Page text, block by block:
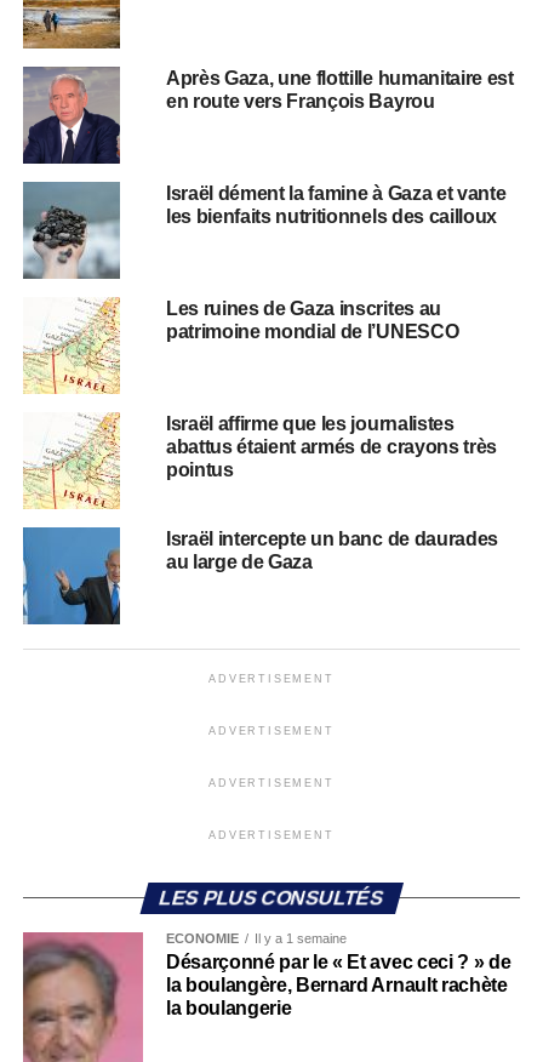
Après Gaza, une flottille humanitaire est
en route vers François Bayrou
Israël dément la famine à Gaza et vante
les bienfaits nutritionnels des cailloux
Les ruines de Gaza inscrites au
patrimoine mondial de l’UNESCO
Israël affirme que les journalistes
abattus étaient armés de crayons très
pointus
Israël intercepte un banc de daurades
au large de Gaza
ADVERTISEMENT
ADVERTISEMENT
ADVERTISEMENT
ADVERTISEMENT
LES PLUS CONSULTÉS
ECONOMIE Il y a 1 semaine
Désarçonné par le « Et avec ceci ? » de
la boulangère, Bernard Arnault rachète
la boulangerie